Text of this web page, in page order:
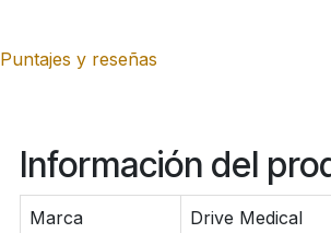
Puntajes y reseñas
Información del
Marca Drive Medical